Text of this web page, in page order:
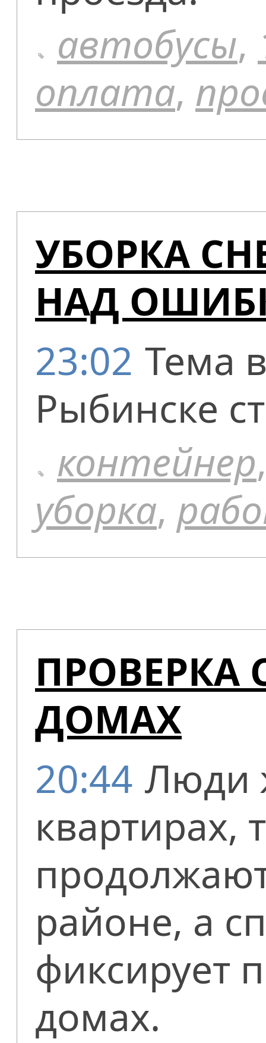
автобусы,
оплата,
УБОРКА
НАД
23:02 Тема
Рыбинске
контейнер
уборка,
ПРОВЕРКА
ДОМАХ
20:44 Люди
квартирах,
районе, а
фиксирует
домах.